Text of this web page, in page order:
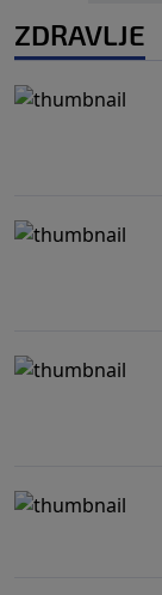
ZDRAVLJE